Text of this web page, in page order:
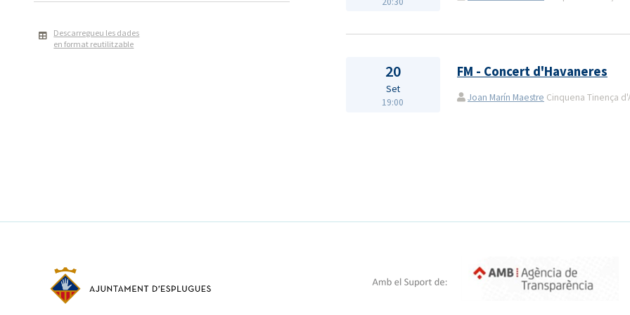
Descarregueu les dades
en format reutilitzable
20
Set
19:00
FM - Concert d'Havaneres
Joan Marín Maestre Cinquena Tinença